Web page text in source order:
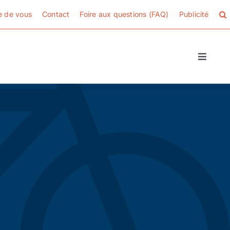
de vous Contact Foire aux questions (FAQ) Publicité
Toggle